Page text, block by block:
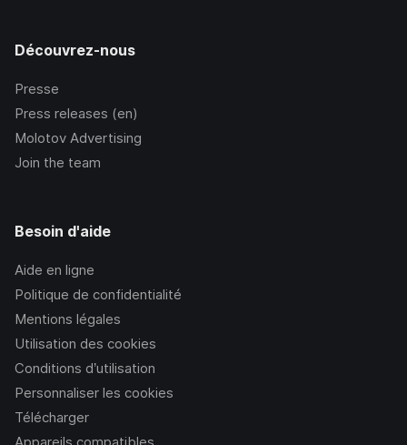
Découvrez-nous
Presse
Press releases (en)
Molotov Advertising
Join the team
Besoin d'aide
Aide en ligne
Politique de confidentialité
Mentions légales
Utilisation des cookies
Conditions d’utilisation
Personnaliser les cookies
Télécharger